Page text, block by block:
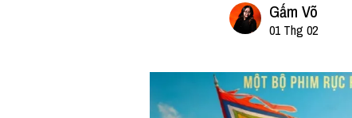
Gấm Võ
01 Thg 02